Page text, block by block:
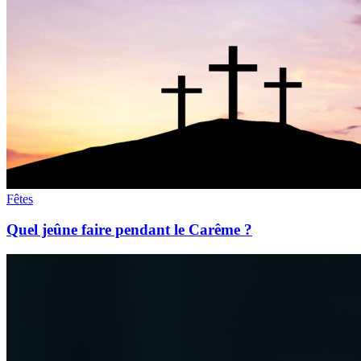
Fêtes
Quel jeûne faire pendant le Carême ?